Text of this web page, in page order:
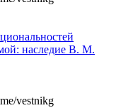
наследие В. М.
vestnikg